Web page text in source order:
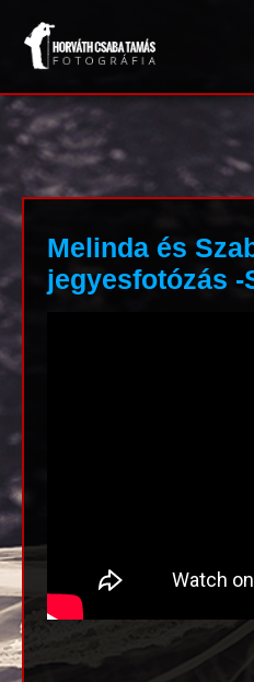
Melinda és
jegyesfotózás -